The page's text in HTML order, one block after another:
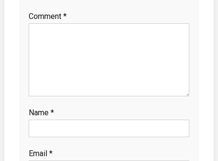
Comment *
Name *
Email *